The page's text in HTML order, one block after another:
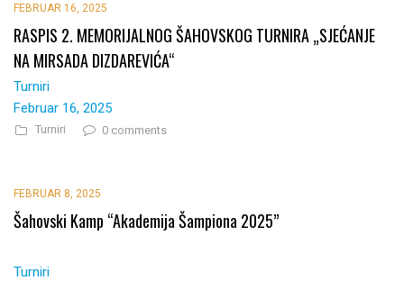
FEBRUAR 16, 2025
RASPIS 2. MEMORIJALNOG ŠAHOVSKOG TURNIRA „SJEĆANJE
NA MIRSADA DIZDAREVIĆA“
Turniri
Februar 16, 2025
Turniri 0 comments
FEBRUAR 8, 2025
Šahovski Kamp “Akademija Šampiona 2025”
Turniri